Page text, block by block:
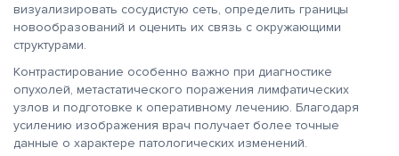
визуализировать сосудистую сеть, определить границы
новообразований и оценить их связь с окружающими
структурами.
Контрастирование особенно важно при диагностике
опухолей, метастатического поражения лимфатических
узлов и подготовке к оперативному лечению. Благодаря
усилению изображения врач получает более точные
данные о характере патологических изменений.